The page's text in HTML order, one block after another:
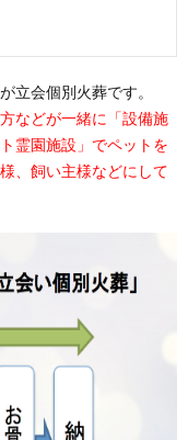
立会個別火葬です。
などが一緒に「設備施
霊園施設」でペットを
、飼い主様などにして